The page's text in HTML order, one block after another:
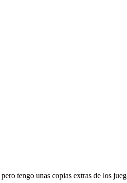
tengo unas copias extras de los